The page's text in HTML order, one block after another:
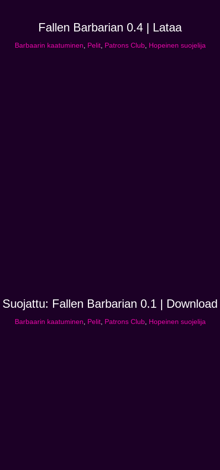
Fallen Barbarian 0.4 | Lataa
Barbaarin kaatuminen, Pelit, Patrons Club, Hopeinen suojelija
Suojattu: Fallen Barbarian 0.1 | Download
Barbaarin kaatuminen, Pelit, Patrons Club, Hopeinen suojelija